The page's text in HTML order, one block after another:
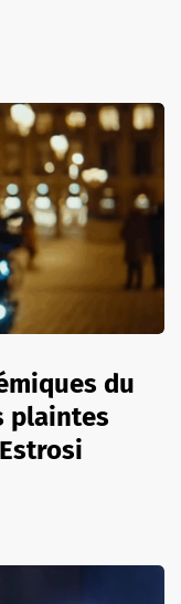
du
plaintes